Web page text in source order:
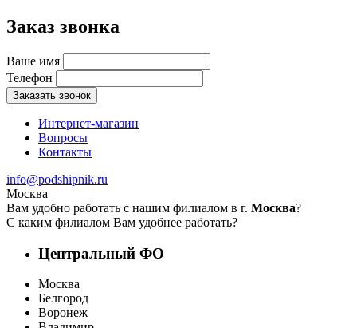
Заказ звонка
Ваше имя
Телефон
Заказать звонок
Интернет-магазин
Вопросы
Контакты
info@podshipnik.ru
Москва
Вам удобно работать с нашим филиалом в г. Москва?
С каким филиалом Вам удобнее работать?
Центральный ФО
Москва
Белгород
Воронеж